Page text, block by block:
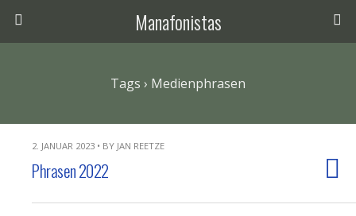
Manafonistas
Tags › Medienphrasen
2. JANUAR 2023 • BY JAN REETZE
Phrasen 2022